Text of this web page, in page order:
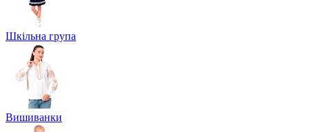
Шкільна група
Вишиванки